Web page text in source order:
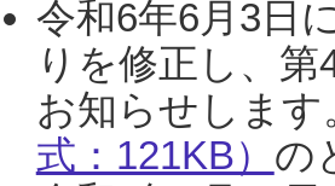
令和6年6月3日
りを修正し、
お知らせします
式：121KB） の